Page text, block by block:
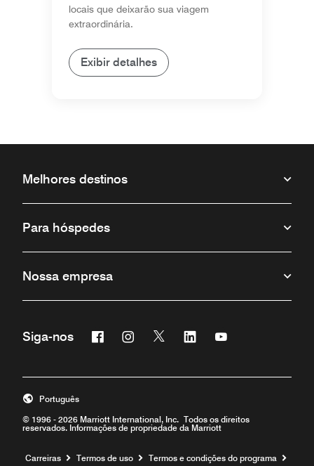
locais que deixarão sua viagem
extraordinária.
Exibir detalhes
Melhores destinos
Para hóspedes
Nossa empresa
Siga-nos FacebookInstagram
Twitter Linkedin
© 1996 - 2026 Marriott International, Inc. Todos os direitos
reservados. Informações de propriedade da Marriott
Português
Carreiras Termos de uso Termos e condições do programa